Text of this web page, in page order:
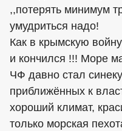
,,потерять минимум
умудриться надо!
Как в крымскую
и кончился !!! Море
ЧФ давно стал
приближённых к
хороший климат,
только морская